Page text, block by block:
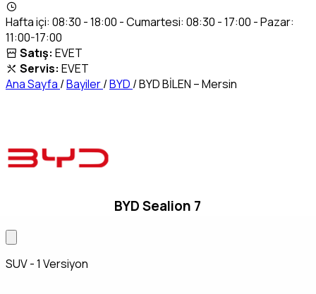
Hafta içi: 08:30 - 18:00 - Cumartesi: 08:30 - 17:00 - Pazar:
11:00-17:00
Satış: EVET
Servis: EVET
Ana Sayfa /Bayiler/BYD /BYD BİLEN – Mersin
BYD Sealion 7
SUV - 1 Versiyon